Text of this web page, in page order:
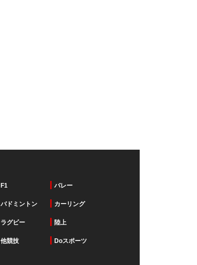
F1 バレー
バドミントン カーリング
ラグビー 陸上
他競技 Doスポーツ